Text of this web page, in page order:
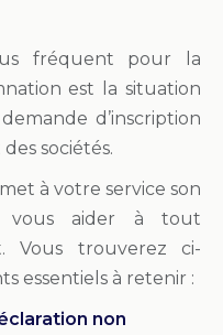
fréquent pour la
est la situation
d’inscription
sociétés.
à votre service son
vous aider à tout
Vous trouverez ci-
essentiels à retenir :
non